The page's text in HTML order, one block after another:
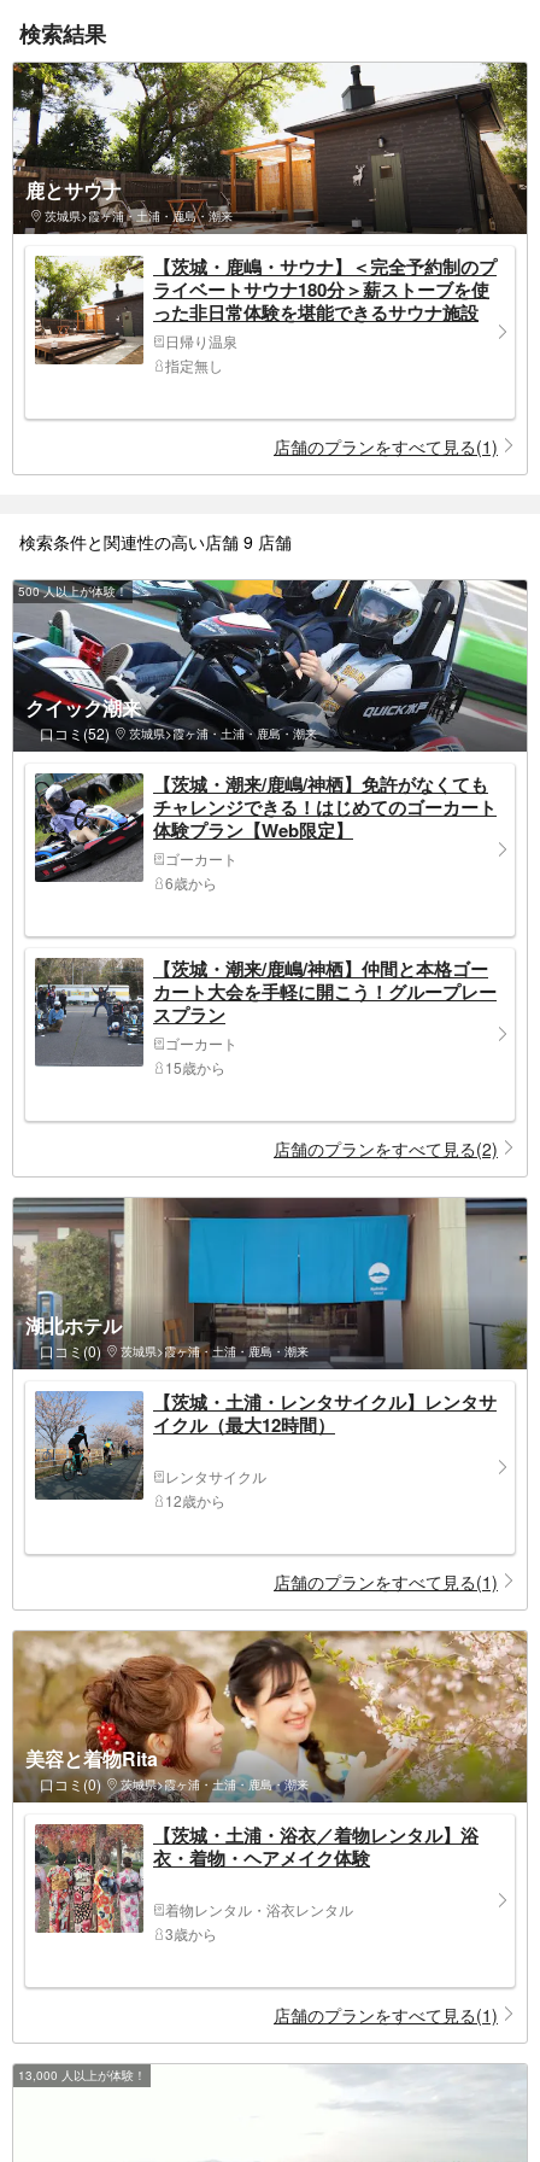
検索結果
鹿とサウナ
茨城県>霞ヶ浦・土浦・鹿島・潮来
【茨城・鹿嶋・サウナ】＜完全予約制のプ
ライベートサウナ180分＞薪ストーブを使
った非日常体験を堪能できるサウナ施設
日帰り温泉
指定無し
店舗のプランをすべて見る(1)
検索条件と関連性の高い店舗 9 店舗
500 人以上が体験！
クイック潮来
口コミ(52) 茨城県>霞ヶ浦・土浦・鹿島・潮来
【茨城・潮来/鹿嶋/神栖】免許がなくても
チャレンジできる！はじめてのゴーカート
体験プラン【Web限定】
ゴーカート
6歳から
【茨城・潮来/鹿嶋/神栖】仲間と本格ゴー
カート大会を手軽に開こう！グループレー
スプラン
ゴーカート
15歳から
店舗のプランをすべて見る(2)
湖北ホテル
口コミ(0) 茨城県>霞ヶ浦・土浦・鹿島・潮来
【茨城・土浦・レンタサイクル】レンタサ
イクル（最大12時間）
レンタサイクル
12歳から
店舗のプランをすべて見る(1)
美容と着物Rita
口コミ(0) 茨城県>霞ヶ浦・土浦・鹿島・潮来
【茨城・土浦・浴衣／着物レンタル】浴
衣・着物・ヘアメイク体験
着物レンタル・浴衣レンタル
3歳から
店舗のプランをすべて見る(1)
13,000 人以上が体験！